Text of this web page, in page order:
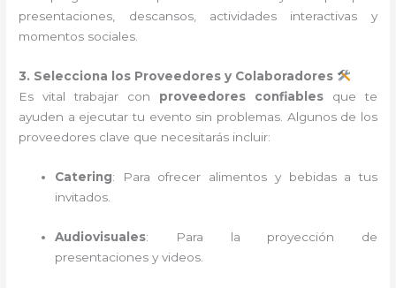
presentaciones, descansos, actividades interactivas y
momentos sociales.
3. Selecciona los Proveedores y Colaboradores
Es vital trabajar con proveedores confiables que te
ayuden a ejecutar tu evento sin problemas. Algunos de los
proveedores clave que necesitarás incluir:
Catering: Para ofrecer alimentos y bebidas a tus
invitados.
Audiovisuales: Para la proyección de
presentaciones y videos.